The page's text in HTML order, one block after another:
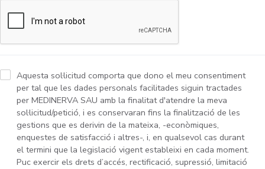
Aquesta sol·licitud comporta que dono el meu consentiment
per tal que les dades personals facilitades siguin tractades
per MEDINERVA SAU amb la finalitat d'atendre la meva
sol·licitud/petició, i es conservaran fins la finalització de les
gestions que es derivin de la mateixa, -econòmiques,
enquestes de satisfacció i altres-, i, en qualsevol cas durant
el termini que la legislació vigent estableixi en cada moment.
Puc exercir els drets d’accés, rectificació, supressió, limitació